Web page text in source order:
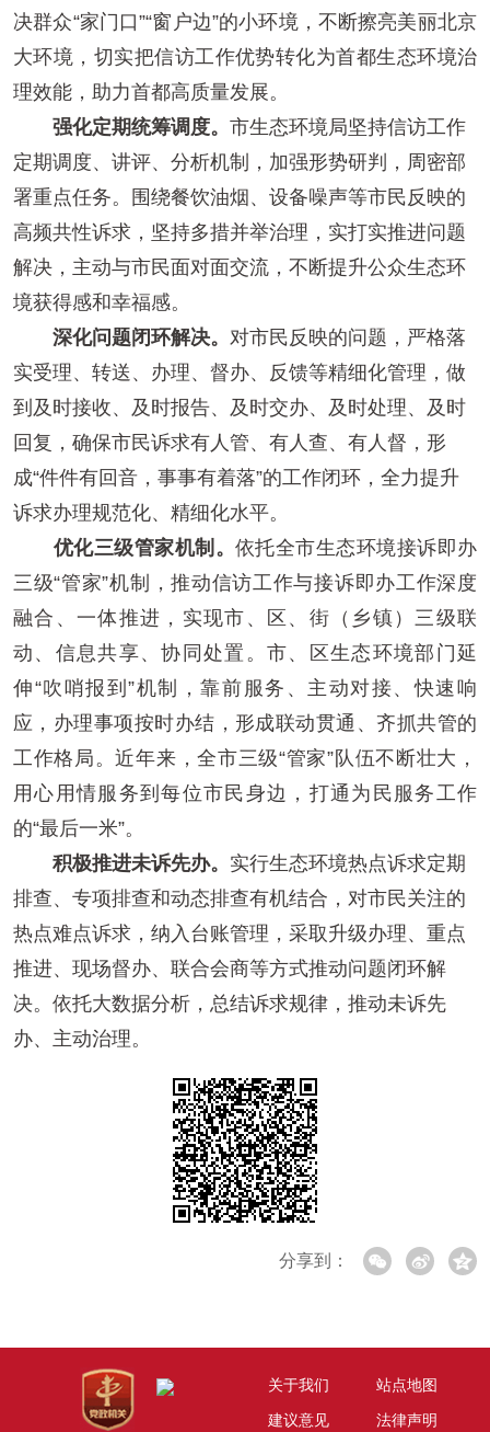
决群众“家门口”“窗户边”的小环境，不断擦亮美丽北京
大环境，切实把信访工作优势转化为首都生态环境治
理效能，助力首都高质量发展。
强化定期统筹调度。 市生态环境局坚持信访工作
定期调度、讲评、分析机制，加强形势研判，周密部
署重点任务。围绕餐饮油烟、设备噪声等市民反映的
高频共性诉求，坚持多措并举治理，实打实推进问题
解决，主动与市民面对面交流，不断提升公众生态环
境获得感和幸福感。
深化问题闭环解决。 对市民反映的问题，严格落
实受理、转送、办理、督办、反馈等精细化管理，做
到及时接收、及时报告、及时交办、及时处理、及时
回复，确保市民诉求有人管、有人查、有人督，形
成“件件有回音，事事有着落”的工作闭环，全力提升
诉求办理规范化、精细化水平。
优化三级管家机制。依托全市生态环境接诉即办
三级“管家”机制，推动信访工作与接诉即办工作深度
融合、一体推进，实现市、区、街（乡镇）三级联
动、信息共享、协同处置。市、区生态环境部门延
伸“吹哨报到”机制，靠前服务、主动对接、快速响
应，办理事项按时办结，形成联动贯通、齐抓共管的
工作格局。近年来，全市三级“管家”队伍不断壮大，
用心用情服务到每位市民身边，打通为民服务工作
的“最后一米”。
积极推进未诉先办。 实行生态环境热点诉求定期
排查、专项排查和动态排查有机结合，对市民关注的
热点难点诉求，纳入台账管理，采取升级办理、重点
推进、现场督办、联合会商等方式推动问题闭环解
决。依托大数据分析，总结诉求规律，推动未诉先
办、主动治理。
分享到：
关于我们
站点地图
建议意见
法律声明